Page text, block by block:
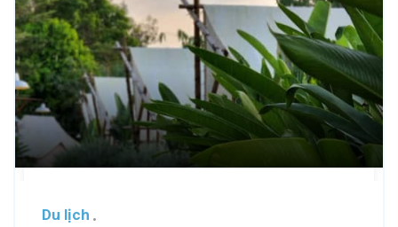
Du lịch